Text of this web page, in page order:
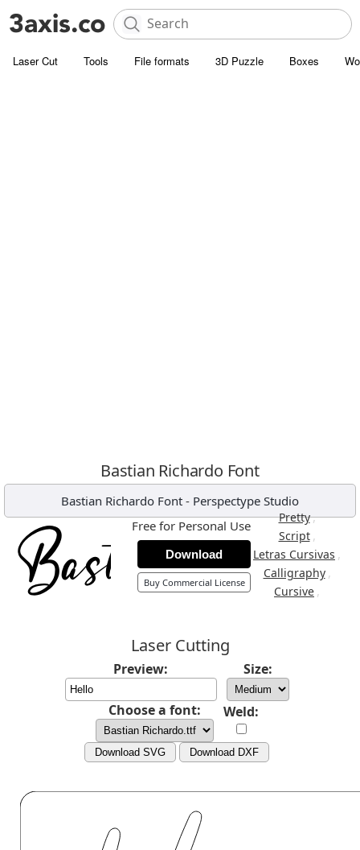
Laser Cut Tools File formats 3D Puzzle Boxes
Bastian Richardo Font
Bastian Richardo Font - Perspectype Studio
Pretty,
Script ,
Letras Cursivas ,
Calligraphy ,
Cursive ,
Free for Personal Use
Download
Buy Commercial License
Laser Cutting
Preview: Size:
Choose a font: Weld:
Download SVG Download DXF